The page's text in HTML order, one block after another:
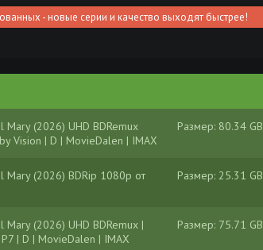
- новые серии и качество выходят быстрее!
Mary (2026) UHD BDRemux
Vision | D | MovieDalen | IMAX
Размер: 80.34 GB
Mary (2026) BDRip 1080p от
Размер: 25.31 GB
Mary (2026) UHD BDRemux |
| D | MovieDalen | IMAX
Размер: 75.71 GB